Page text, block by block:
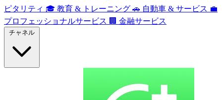
ピタリティ 🎓 教育 & トレーニング 🚗 自動車 & サービス 💼
プロフェッショナルサービス 🏢 金融サービス